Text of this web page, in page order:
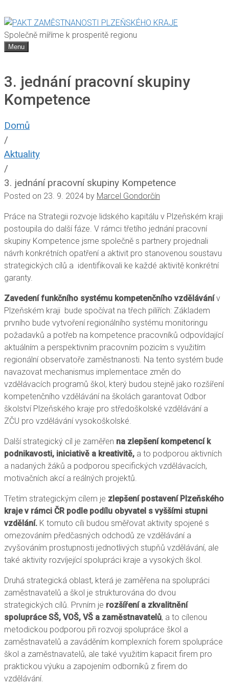
Společně míříme k prosperitě regionu
Menu
3. jednání pracovní skupiny
Kompetence
Domů
/
Aktuality
/
3. jednání pracovní skupiny Kompetence
Posted on 23. 9. 2024 by Marcel Gondorčín
Práce na Strategii rozvoje lidského kapitálu v Plzeňském kraji
postoupila do další fáze. V rámci třetího jednání pracovní
skupiny Kompetence jsme společně s partnery projednali
návrh konkrétních opatření a aktivit pro stanovenou soustavu
strategických cílů a identifikovali ke každé aktivitě konkrétní
garanty.
Zavedení funkčního systému kompetenčního vzdělávánív
Plzeňském kraji bude spočívat na třech pilířích: Základem
prvního bude vytvoření regionálního systému monitoringu
požadavků a potřeb na kompetence pracovníků odpovídající
aktuálním a perspektivním pracovním pozicím s využitím
regionální observatoře zaměstnanosti. Na tento systém bude
navazovat mechanismus implementace změn do
vzdělávacích programů škol, který budou stejně jako rozšíření
kompetenčního vzdělávání na školách garantovat Odbor
školství Plzeňského kraje pro středoškolské vzdělávání a
ZČU pro vzdělávání vysokoškolské.
Další strategický cíl je zaměřen na zlepšení kompetencí k
podnikavosti, iniciativě a kreativitě, a to podporou aktivních
a nadaných žáků a podporou specifických vzdělávacích,
motivačních akcí a reálných projektů.
Třetím strategickým cílem je zlepšení postavení Plzeňského
kraje v rámci ČR podle podílu obyvatel s vyššími stupni
vzdělání. K tomuto cíli budou směřovat aktivity spojené s
omezováním předčasných odchodů ze vzdělávání a
zvyšováním prostupnosti jednotlivých stupňů vzdělávání, ale
také aktivity rozvíjející spolupráci kraje a vysokých škol.
Druhá strategická oblast, která je zaměřena na spolupráci
zaměstnavatelů a škol je strukturována do dvou
strategických cílů. Prvním je rozšíření a zkvalitnění
spolupráce SŠ, VOŠ, VŠ a zaměstnavatelů, a to cílenou
metodickou podporou při rozvoji spolupráce škol a
zaměstnavatelů a zaváděním komplexních forem spolupráce
škol a zaměstnavatelů, ale také využitím kapacit firem pro
praktickou výuku a zapojením odborníků z firem do
vzdělávání.